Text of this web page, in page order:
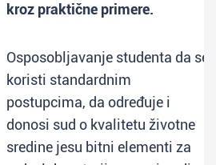
kroz praktične primere.
Osposobljavanje studenta da se
koristi standardnim
postupcima, da određuje i
donosi sud o kvalitetu životne
sredine jesu bitni elementi za